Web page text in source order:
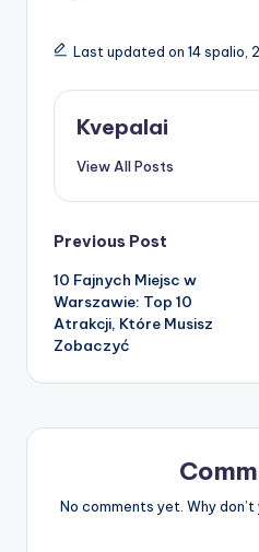
Last updated on 14 spalio,
Kvepalai
View All Posts
Post
navigation
Previous Post
10 Fajnych Miejsc w
Warszawie: Top 10
Atrakcji, Które Musisz
Zobaczyć
No comments yet. Why